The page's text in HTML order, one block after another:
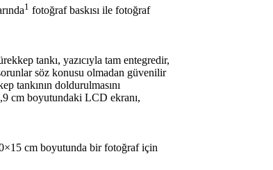
1 fotoğraf baskısı ile fotoğraf
tankı, yazıcıyla tam entegredir,
söz konusu olmadan güvenilir
tankının doldurulmasını
cm boyutundaki LCD ekranı,
cm boyutunda bir fotoğraf için